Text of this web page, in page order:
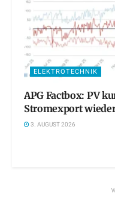
ELEKTROTECHNIK
APG Factbox: PV
Stromexport
3. AUGUST 2026